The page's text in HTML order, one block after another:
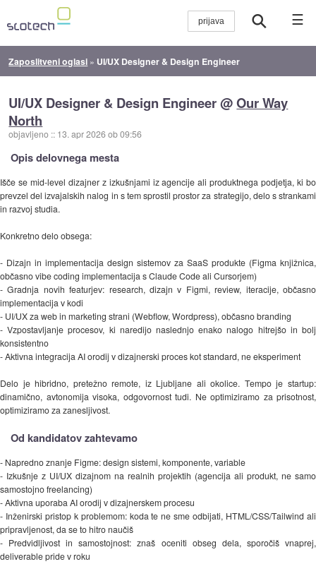
☰
Zaposlitveni oglasi » UI/UX Designer & Design Engineer
UI/UX Designer & Design Engineer @Our Way
North
objavljeno :: 13. apr 2026 ob 09:56
Opis delovnega mesta
Išče se mid-level dizajner z izkušnjami iz agencije ali produktnega podjetja, ki bo
prevzel del izvajalskih nalog in s tem sprostil prostor za strategijo, delo s strankami
in razvoj studia.
Konkretno delo obsega:
- Dizajn in implementacija design sistemov za SaaS produkte (Figma knjižnica,
občasno vibe coding implementacija s Claude Code ali Cursorjem)
- Gradnja novih featurjev: research, dizajn v Figmi, review, iteracije, občasno
implementacija v kodi
- UI/UX za web in marketing strani (Webflow, Wordpress), občasno branding
- Vzpostavljanje procesov, ki naredijo naslednjo enako nalogo hitrejšo in bolj
konsistentno
- Aktivna integracija AI orodij v dizajnerski proces kot standard, ne eksperiment
Delo je hibridno, pretežno remote, iz Ljubljane ali okolice. Tempo je startup:
dinamično, avtonomija visoka, odgovornost tudi. Ne optimiziramo za prisotnost,
optimiziramo za zanesljivost.
Od kandidatov zahtevamo
- Napredno znanje Figme: design sistemi, komponente, variable
- Izkušnje z UI/UX dizajnom na realnih projektih (agencija ali produkt, ne samo
samostojno freelancing)
- Aktivna uporaba AI orodij v dizajnerskem procesu
- Inženirski pristop k problemom: koda te ne sme odbijati, HTML/CSS/Tailwind ali
pripravljenost, da se to hitro naučiš
- Predvidljivost in samostojnost: znaš oceniti obseg dela, sporočiš vnaprej,
deliverable pride v roku